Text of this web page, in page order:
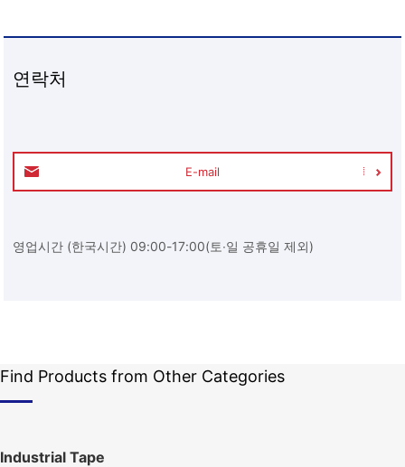
연락처
E-mail
영업시간 (한국시간) 09:00-17:00(토∙일 공휴일 제외)
Find Products from Other Categories
Industrial Tape